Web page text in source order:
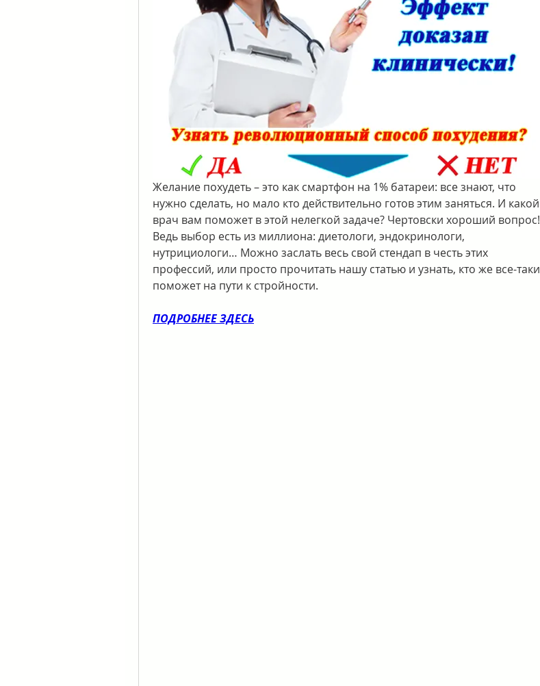
Желание похудеть – это как смартфон на 1% батареи: все знают, что
нужно сделать, но мало кто действительно готов этим заняться. И какой
врач вам поможет в этой нелегкой задаче? Чертовски хороший вопрос!
Ведь выбор есть из миллиона: диетологи, эндокринологи,
нутрициологи… Можно заслать весь свой стендап в честь этих
профессий, или просто прочитать нашу статью и узнать, кто же все-таки
поможет на пути к стройности.
ПОДРОБНЕЕ ЗДЕСЬ